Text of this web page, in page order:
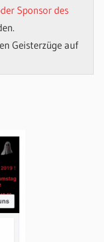
Sponsor des
Geisterzüge auf